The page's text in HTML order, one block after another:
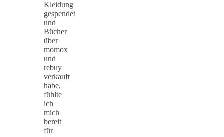
Kleidung
gespendet
und
Bücher
über
momox
und
rebuy
verkauft
habe,
fühlte
ich
mich
bereit
für